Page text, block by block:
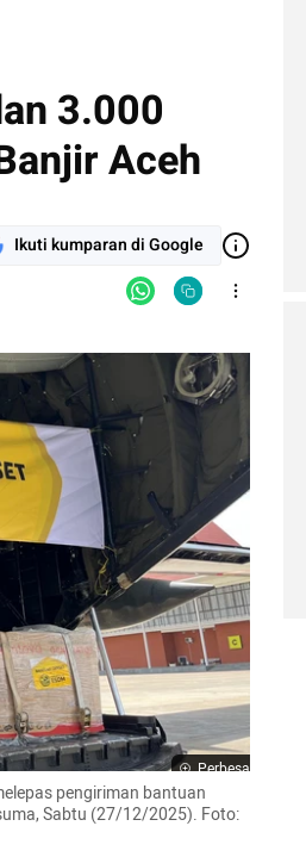
3.000
Aceh
Ikuti kumparan di Google
Perbesar
pengiriman bantuan
Sabtu (27/12/2025). Foto: